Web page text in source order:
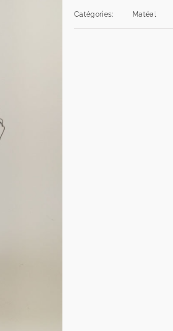
Catégories: Matéal